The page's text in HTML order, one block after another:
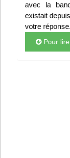
Nous
avec la
existait
votre réponse.
Pour